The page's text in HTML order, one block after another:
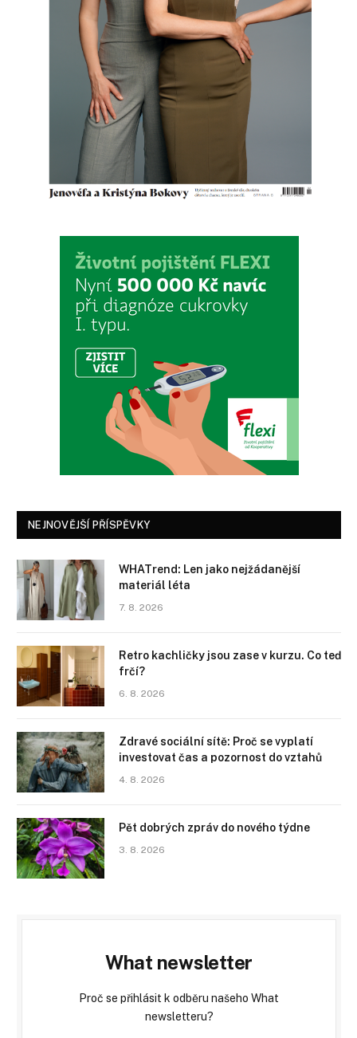
NEJNOVĚJŠÍ PŘÍSPĚVKY
WHATrend: Len jako nejžádanější
materiál léta
7. 8. 2026
Retro kachličky jsou zase v kurzu. Co teď
frčí?
6. 8. 2026
Zdravé sociální sítě: Proč se vyplatí
investovat čas a pozornost do vztahů
4. 8. 2026
Pět dobrých zpráv do nového týdne
3. 8. 2026
What newsletter
Proč se přihlásit k odběru našeho What
newsletteru?